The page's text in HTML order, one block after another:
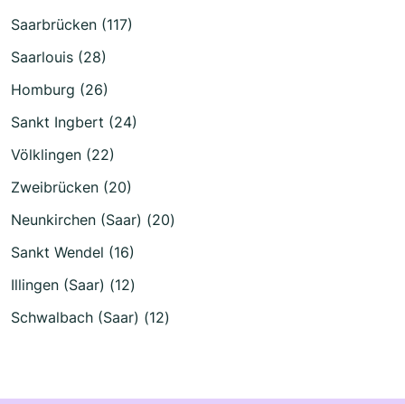
Saarbrücken (117)
Saarlouis (28)
Homburg (26)
Sankt Ingbert (24)
Völklingen (22)
Zweibrücken (20)
Neunkirchen (Saar) (20)
Sankt Wendel (16)
Illingen (Saar) (12)
Schwalbach (Saar) (12)